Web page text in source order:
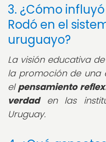
3. ¿Cómo
Rodó en el
uruguayo?
La visión educativa
la promoción de una
el pensamiento
verdaden las
Uruguay.